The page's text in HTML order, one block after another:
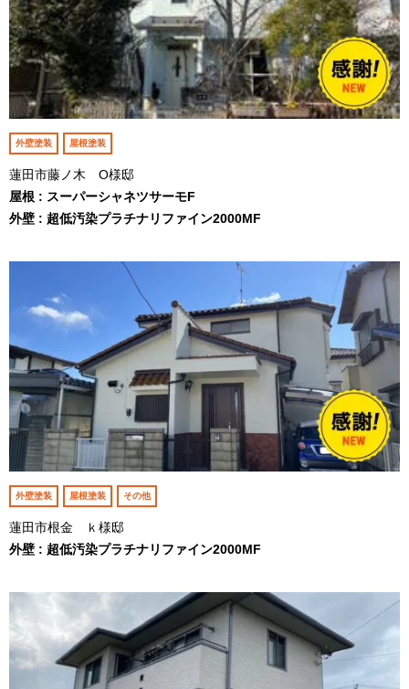
外壁塗装 屋根塗装
蓮田市藤ノ木 O様邸
屋根 : スーパーシャネツサーモF
外壁 : 超低汚染プラチナリファイン2000MF
外壁塗装 屋根塗装 その他
蓮田市根金 ｋ様邸
外壁 : 超低汚染プラチナリファイン2000MF